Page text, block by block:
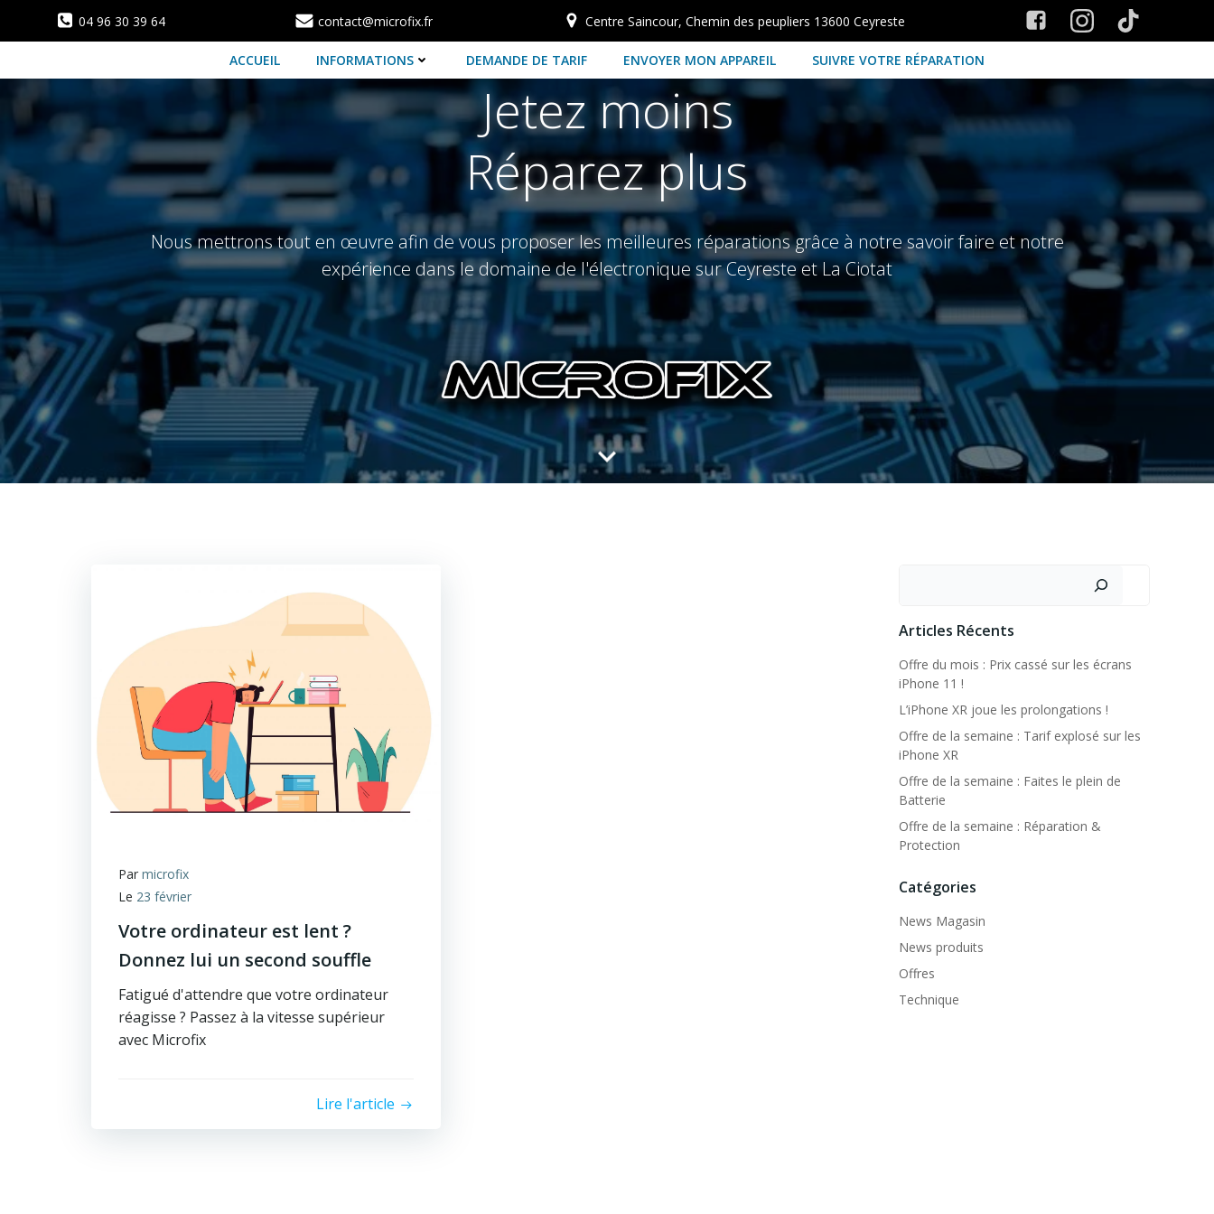
04 96 30 39 64 contact@microfix.fr Centre Saincour, Chemin des peupliers 13600 Ceyreste
ACCUEIL INFORMATIONS DEMANDE DE TARIF ENVOYER MON APPAREIL SUIVRE VOTRE RÉPARATION
Jetez moins
Réparez plus
Nous mettrons tout en œuvre afin de vous proposer les meilleures réparations grâce à notre savoir faire et notre
expérience dans le domaine de l'électronique sur Ceyreste et La Ciotat
Par microfix
Le 23 février
Votre ordinateur est lent ?
Donnez lui un second souffle
Fatigué d'attendre que votre ordinateur
réagisse ? Passez à la vitesse supérieur
avec Microfix
Lire l'article
Articles Récents
Offre du mois : Prix cassé sur les écrans
iPhone 11 !
L’iPhone XR joue les prolongations !
Offre de la semaine : Tarif explosé sur les
iPhone XR
Offre de la semaine : Faites le plein de
Batterie
Offre de la semaine : Réparation &
Protection
Catégories
News Magasin
News produits
Offres
Technique